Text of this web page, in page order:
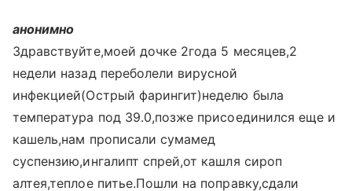
анонимно
Здравствуйте,моей дочке 2года 5 месяцев,2
недели назад переболели вирусной
инфекцией(Острый фарингит)неделю была
температура под 39.0,позже присоединился еще и
кашель,нам прописали сумамед
суспензию,ингалипт спрей,от кашля сироп
алтея,теплое питье.Пошли на поправку,сдали